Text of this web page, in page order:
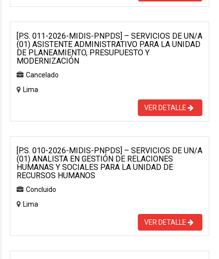
[P.S. 011-2026-MIDIS-PNPDS] – SERVICIOS DE UN/A
(01) ASISTENTE ADMINISTRATIVO PARA LA UNIDAD
DE PLANEAMIENTO, PRESUPUESTO Y
MODERNIZACIÓN
Cancelado
Lima
VER DETALLE
[P.S. 010-2026-MIDIS-PNPDS] – SERVICIOS DE UN/A
(01) ANALISTA EN GESTIÓN DE RELACIONES
HUMANAS Y SOCIALES PARA LA UNIDAD DE
RECURSOS HUMANOS
Concluido
Lima
VER DETALLE